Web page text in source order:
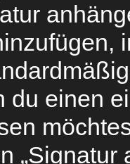
du einen